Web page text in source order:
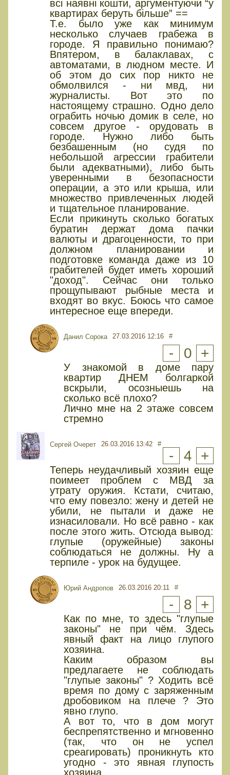
всі наявні кошти, аргументуючи “у
квартирах беруть більше” ==
Т.е. было уже как минимум
несколько случаев грабежа в
городе. Я правильно понимаю?
Впятером, в балаклавах, с
автоматами, в людном месте. И
об этом до сих пор никто не
обмолвился - ни мвд, ни
журналисты. Вот это по
настоящему страшно. Одно дело
ограбить ночью домик в селе, но
совсем другое - орудовать в
городе. Нужно либо быть
безбашенным (но судя по
небольшой агрессии грабители
были адекватными), либо быть
уверенными в безопасности
операции, а это или крыша, или
множество привлеченных людей
и тщательное планирование.
Если прикинуть сколько богатых
буратин держат дома пачки
валюты и драгоценности, то при
должном планировании и
подготовке команда даже из 10
грабителей будет иметь хороший
"доход". Сейчас они только
прощупывают рыбные места и
входят во вкус. Боюсь что самое
интересное еще впереди.
Данил Сорока 27.03.2016 12:16 #
- 0 +
У знакомой в доме пару
квартир ДНЕМ болгаркой
вскрыли, осозныешь на
сколько всё плохо?
Лично мне на 2 этаже совсем
стремно
Сергей Очерет 26.03.2016 13:42 #
- 4 +
Теперь неудачливый хозяин еще
поимеет проблем с МВД за
утрату оружия. Кстати, считаю,
что ему повезло: жену и детей не
убили, не пытали и даже не
изнасиловали. Но всё равно - как
после этого жить. Отсюда вывод:
глупые (оружейные) законы
соблюдаться не должны. Ну а
терпиле - урок на будущее.
Юрий Андропов 26.03.2016 20:11 #
- 8 +
Как по мне, то здесь "глупые
законы" не при чём. Здесь
явный факт на лицо глупого
хозяина.
Каким образом вы
предлагаете не соблюдать
"глупые законы" ? Ходить всё
время по дому с заряженным
дробовиком на плече ? Это
явно глупо.
А вот то, что в дом могут
беспрепятственно и мгновенно
(так, что он не успел
среагировать) проникнуть кто
угодно - это явная глупость
хозяина